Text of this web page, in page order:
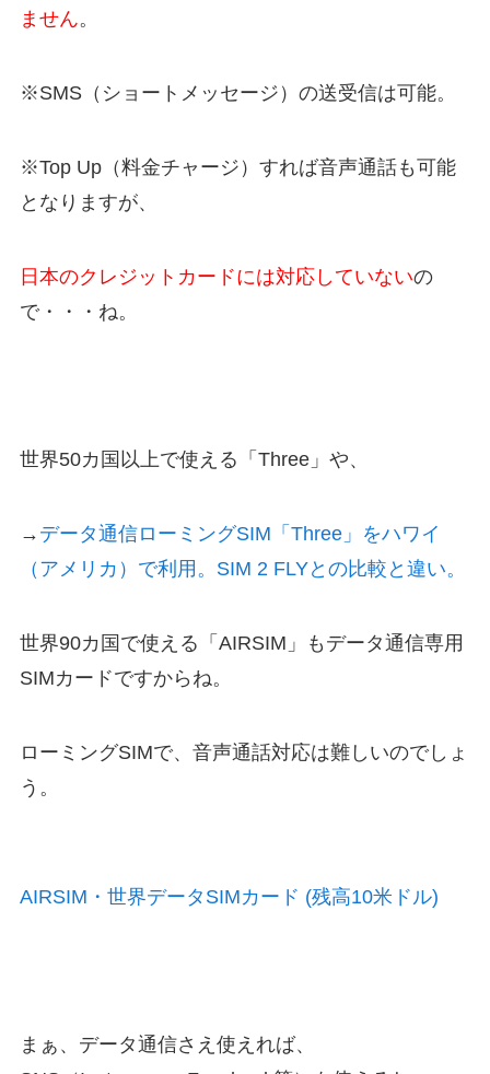
ません。
※SMS（ショートメッセージ）の送受信は可能。
※Top Up（料金チャージ）すれば音声通話も可能
となりますが、
日本のクレジットカードには対応していないの
で・・・ね。
世界50カ国以上で使える「Three」や、
→ データ通信ローミングSIM「Three」をハワイ
（アメリカ）で利用。SIM 2 FLYとの比較と違い。
世界90カ国で使える「AIRSIM」もデータ通信専用
SIMカードですからね。
ローミングSIMで、音声通話対応は難しいのでしょ
う。
AIRSIM・世界データSIMカード (残高10米ドル)
まぁ、データ通信さえ使えれば、